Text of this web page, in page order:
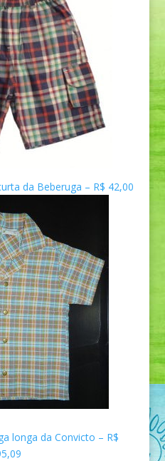
da Beberuga – R$ 42,00
longa da Convicto – R$